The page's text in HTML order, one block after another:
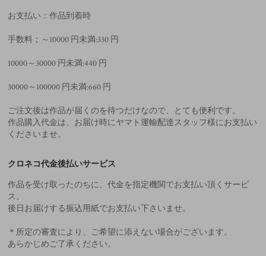
お支払い：作品到着時
手数料；～10000 円未満:330 円
10000～30000 円未満:440 円
30000～100000 円未満:660 円
ご注文後は作品が届くのを待つだけなので、とても便利です。
作品購入代金は、お届け時にヤマト運輸配達スタッフ様にお支払い
くださいませ。
クロネコ代金後払いサービス
作品を受け取ったのちに、代金を指定機関でお支払い頂くサービ
ス。
後日お届けする振込用紙でお支払い下さいませ。
＊所定の審査により、ご希望に添えない場合がございます。
あらかじめご了承ください。